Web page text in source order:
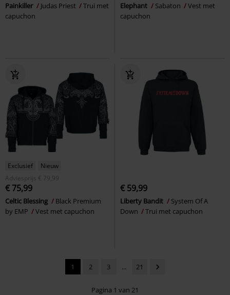
Painkiller Judas Priest
Trui met
capuchon
Elephant Sabaton
Vest met
capuchon
Exclusief
Nieuw
Adviesprijs
€ 79,99
€ 75,99
Celtic Blessing
Black Premium
by EMP
Vest met capuchon
€ 59,99
Liberty Bandit
System Of A
Down
Trui met capuchon
1 2 3 ... 21
Pagina 1 van 21